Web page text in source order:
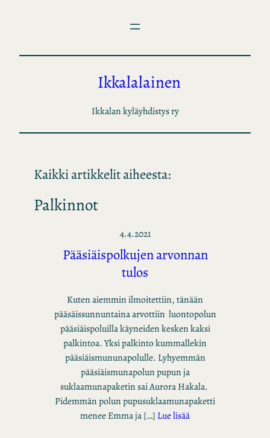
Ikkalalainen
Ikkalan kyläyhdistys ry
Kaikki artikkelit aiheesta:
Palkinnot
4.4.2021
Pääsiäispolkujen arvonnan
tulos
Kuten aiemmin ilmoitettiin, tänään
pääsäissunnuntaina arvottiin luontopolun
pääsiäispoluilla käyneiden kesken kaksi
palkintoa. Yksi palkinto kummallekin
pääsiäismununapolulle. Lyhyemmän
pääsiäismunapolun pupun ja
suklaamunapaketin sai Aurora Hakala.
Pidemmän polun pupusuklaamunapaketti
menee Emma ja […] Lue lisää